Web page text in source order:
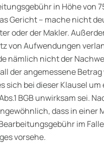
in Höhe von
Gericht – mache nicht
oder der Makler.
von Aufwendungen
nämlich nicht der
der angemessene
sich bei dieser Klausel
BGB unwirksam sei.
dass in einer
im
vorsehe.